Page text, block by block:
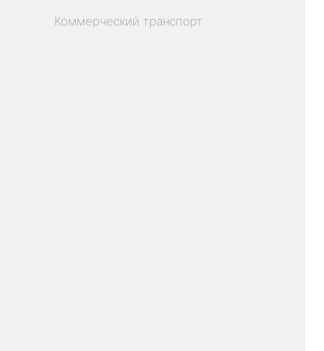
Коммерческий транспорт